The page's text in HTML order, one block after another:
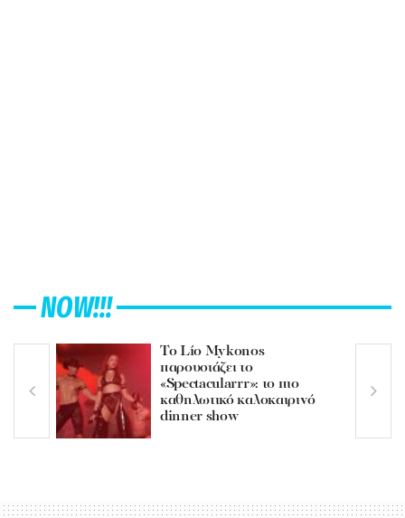
NOW!!!
Το Lío Mykonos
παρουσιάζει το
«Spectacularrr»: το πιο
καθηλωτικό καλοκαιρινό
dinner show